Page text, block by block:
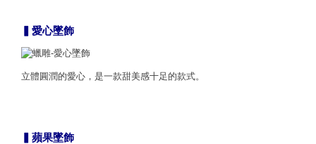
▍愛心墜飾
立體圓潤的愛心，是一款甜美感十足的款式。
▍蘋果墜飾